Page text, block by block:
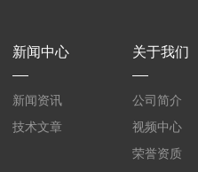
新闻中心
新闻资讯
技术文章
关于我们
公司简介
视频中心
荣誉资质